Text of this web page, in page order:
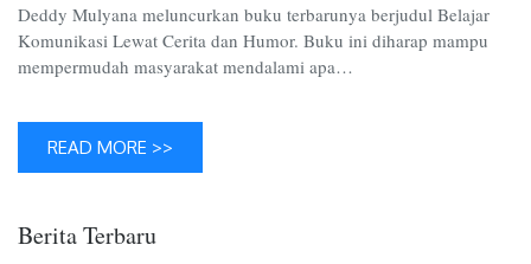
Deddy Mulyana meluncurkan buku terbarunya berjudul Belajar
Komunikasi Lewat Cerita dan Humor. Buku ini diharap mampu
mempermudah masyarakat mendalami apa…
READ MORE >>
Berita Terbaru